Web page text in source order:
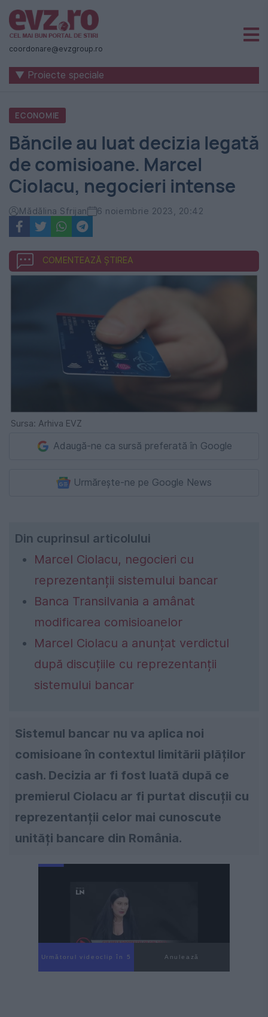
Știri
naționale
internaționale
România
-
Evenimentul
Zilei
coordonare@evzgroup.ro
▼ Proiecte speciale
ECONOMIE
Băncile au luat decizia legată
de comisioane. Marcel
Ciolacu, negocieri intense
Mădălina Sfrijan 6 noiembrie 2023, 20:42
COMENTEAZĂ ȘTIREA
Sursa: Arhiva EVZ
Adaugă-ne ca sursă preferată în Google
Urmărește-ne pe Google News
Din cuprinsul articolului
Marcel Ciolacu, negocieri cu
reprezentanții sistemului bancar
Banca Transilvania a amânat
modificarea comisioanelor
Marcel Ciolacu a anunțat verdictul
după discuțiile cu reprezentanții
sistemului bancar
Sistemul bancar nu va aplica noi
comisioane în contextul limitării plăților
cash. Decizia ar fi fost luată după ce
premierul Ciolacu ar fi purtat discuții cu
reprezentanții celor mai cunoscute
unități bancare din România.
Următorul videoclip în 4 Anulează